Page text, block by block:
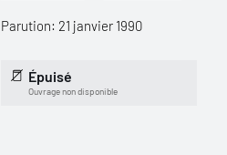
Parution: 21 janvier 1990
Épuisé
Ouvrage non disponible